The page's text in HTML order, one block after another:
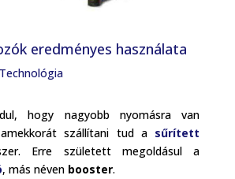
eredményes használata
Technológia
hogy nagyobb nyomásra van
szállítani tud a sűrített
Erre született megoldásul a
, más néven booster.